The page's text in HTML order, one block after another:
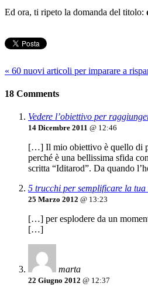
Ed ora, ti ripeto la domanda del titolo:
« 60 nuovi articoli per imparare a
18 Comments
Vedere l’obiettivo per
14 Dicembre 2011 @ 12:46
[…] Il mio obiettivo è quello di
perché è una bellissima sfida
scritta “Iditarod”. Da quando
5 trucchi per semplificare la
25 Marzo 2012 @ 13:23
[…] per esplodere da un
[…]
marta
22 Giugno 2012 @ 12:37